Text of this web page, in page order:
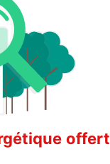
offert